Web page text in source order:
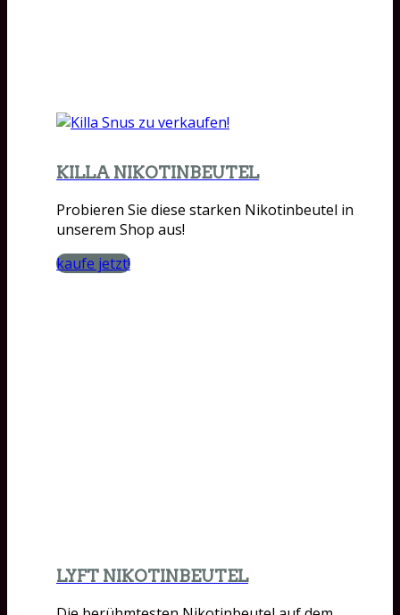
KILLA NIKOTINBEUTEL
Probieren Sie diese starken Nikotinbeutel in
unserem Shop aus!
kaufe jetzt!
LYFT NIKOTINBEUTEL